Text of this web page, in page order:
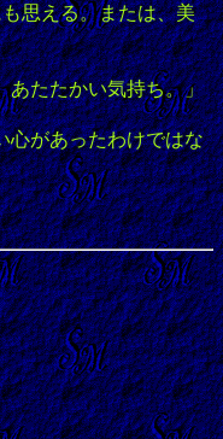
思える。または、美
あたたかい気持ち。」
心があったわけではな